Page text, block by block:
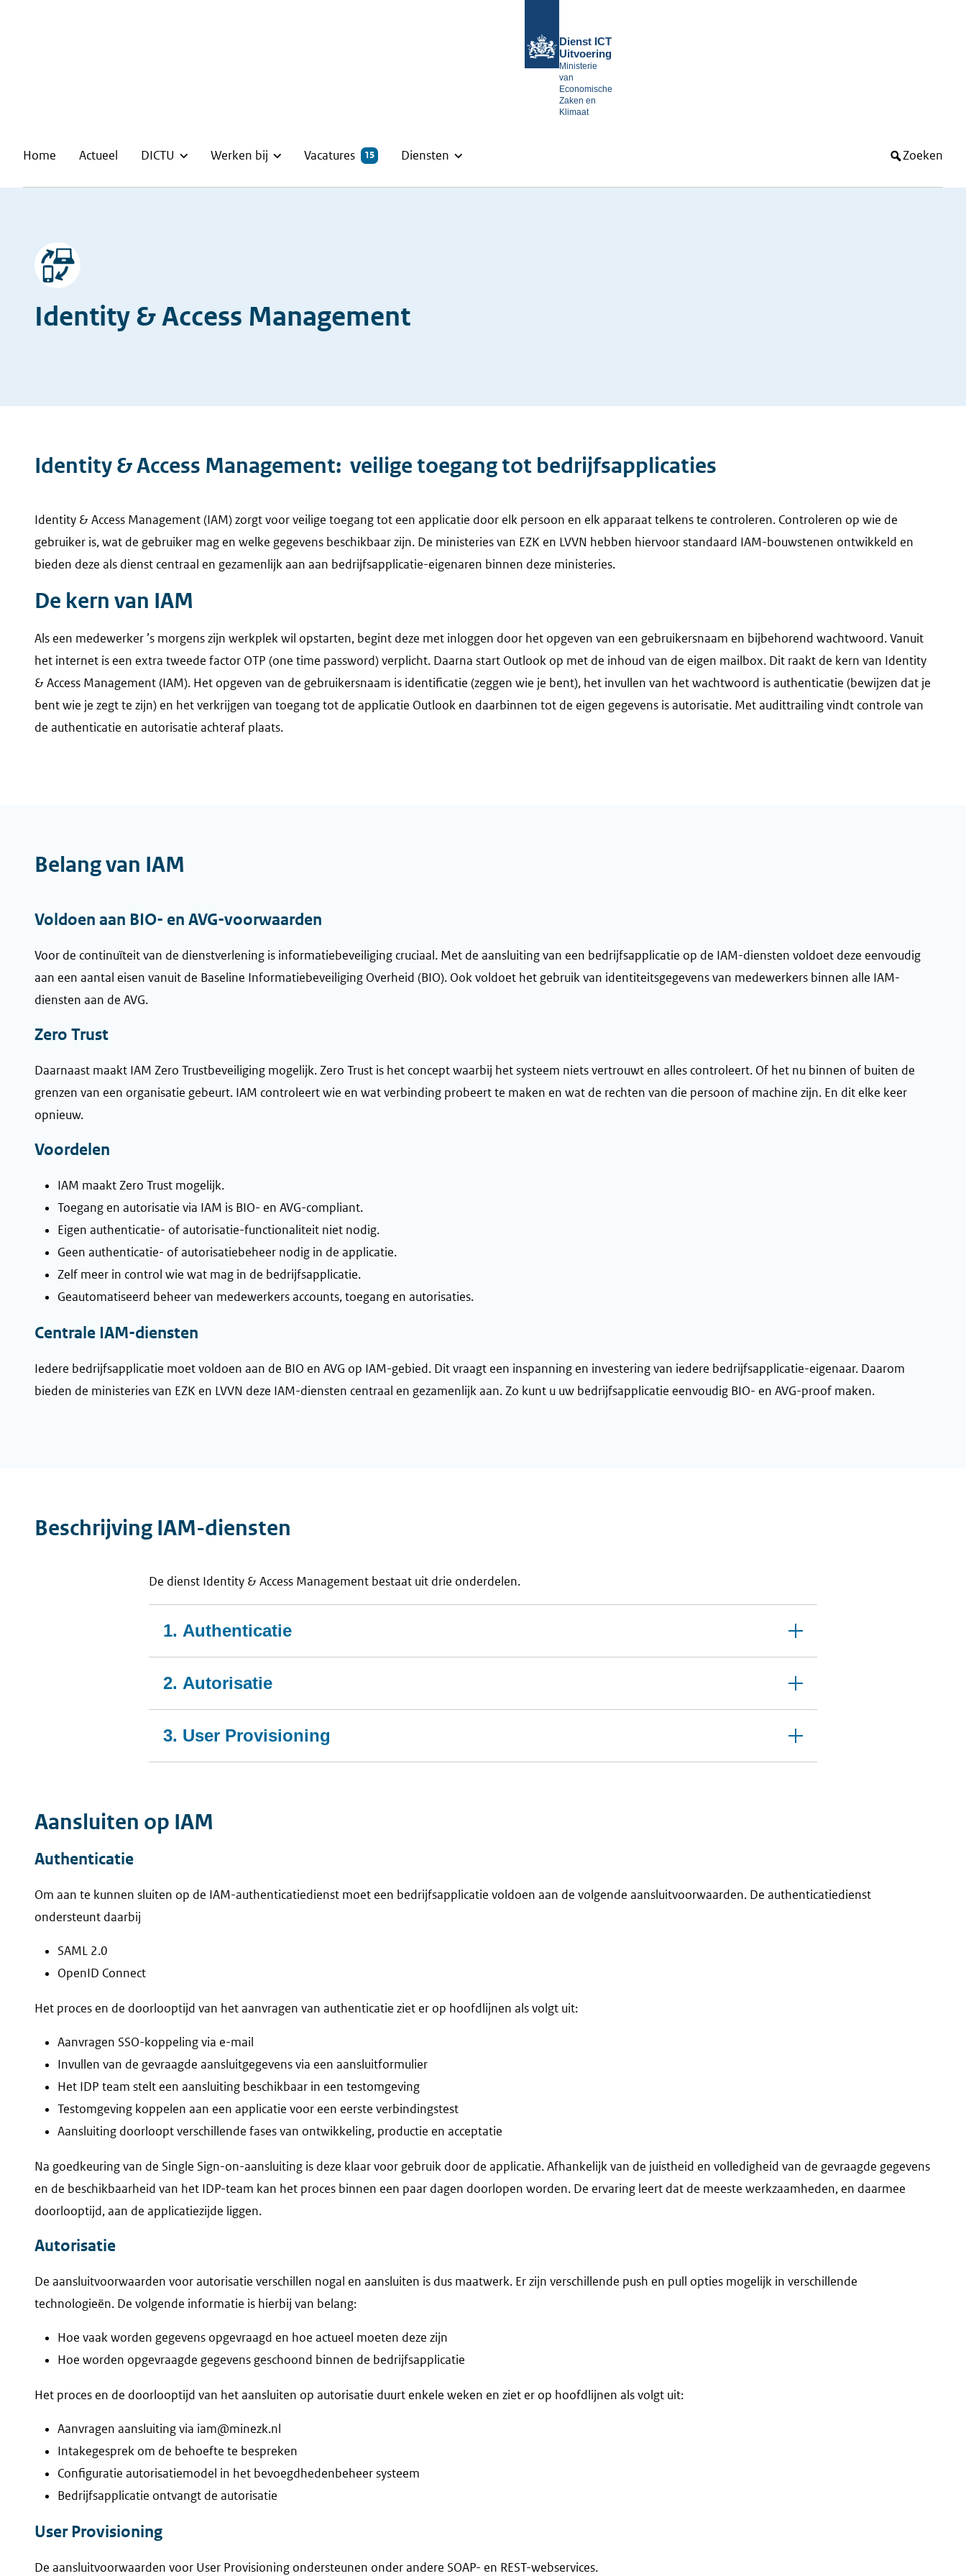
Dienst ICT
Uitvoering
Ministerie
van
Economische
Zaken en
Klimaat
Home Actueel DICTU Werken bij Vacatures 15 Diensten Zoeken
Afbeelding
Identity & Access Management
Identity & Access Management: veilige toegang tot bedrijfsapplicaties
Identity & Access Management (IAM) zorgt voor veilige toegang tot een applicatie door elk persoon en elk apparaat telkens te controleren. Controleren op wie de
gebruiker is, wat de gebruiker mag en welke gegevens beschikbaar zijn. De ministeries van EZK en LVVN hebben hiervoor standaard IAM-bouwstenen ontwikkeld en
bieden deze als dienst centraal en gezamenlijk aan aan bedrijfsapplicatie-eigenaren binnen deze ministeries.
De kern van IAM
Als een medewerker ’s morgens zijn werkplek wil opstarten, begint deze met inloggen door het opgeven van een gebruikersnaam en bijbehorend wachtwoord. Vanuit
het internet is een extra tweede factor OTP (one time password) verplicht. Daarna start Outlook op met de inhoud van de eigen mailbox. Dit raakt de kern van Identity
& Access Management (IAM). Het opgeven van de gebruikersnaam is identificatie (zeggen wie je bent), het invullen van het wachtwoord is authenticatie (bewijzen dat je
bent wie je zegt te zijn) en het verkrijgen van toegang tot de applicatie Outlook en daarbinnen tot de eigen gegevens is autorisatie. Met audittrailing vindt controle van
de authenticatie en autorisatie achteraf plaats.
Belang van IAM
Voldoen aan BIO- en AVG-voorwaarden
Voor de continuïteit van de dienstverlening is informatiebeveiliging cruciaal. Met de aansluiting van een bedrijfsapplicatie op de IAM-diensten voldoet deze eenvoudig
aan een aantal eisen vanuit de Baseline Informatiebeveiliging Overheid (BIO). Ook voldoet het gebruik van identiteitsgegevens van medewerkers binnen alle IAM-
diensten aan de AVG.
Zero Trust
Daarnaast maakt IAM Zero Trustbeveiliging mogelijk. Zero Trust is het concept waarbij het systeem niets vertrouwt en alles controleert. Of het nu binnen of buiten de
grenzen van een organisatie gebeurt. IAM controleert wie en wat verbinding probeert te maken en wat de rechten van die persoon of machine zijn. En dit elke keer
opnieuw.
Voordelen
IAM maakt Zero Trust mogelijk.
Toegang en autorisatie via IAM is BIO- en AVG-compliant.
Eigen authenticatie- of autorisatie-functionaliteit niet nodig.
Geen authenticatie- of autorisatiebeheer nodig in de applicatie.
Zelf meer in control wie wat mag in de bedrijfsapplicatie.
Geautomatiseerd beheer van medewerkers accounts, toegang en autorisaties.
Centrale IAM-diensten
Iedere bedrijfsapplicatie moet voldoen aan de BIO en AVG op IAM-gebied. Dit vraagt een inspanning en investering van iedere bedrijfsapplicatie-eigenaar. Daarom
bieden de ministeries van EZK en LVVN deze IAM-diensten centraal en gezamenlijk aan. Zo kunt u uw bedrijfsapplicatie eenvoudig BIO- en AVG-proof maken.
Beschrijving IAM-diensten
De dienst Identity & Access Management bestaat uit drie onderdelen.
1. Authenticatie
2. Autorisatie
3. User Provisioning
Aansluiten op IAM
Authenticatie
Om aan te kunnen sluiten op de IAM-authenticatiedienst moet een bedrijfsapplicatie voldoen aan de volgende aansluitvoorwaarden. De authenticatiedienst
ondersteunt daarbij
SAML 2.0
OpenID Connect
Het proces en de doorlooptijd van het aanvragen van authenticatie ziet er op hoofdlijnen als volgt uit:
Aanvragen SSO-koppeling via e-mail
Invullen van de gevraagde aansluitgegevens via een aansluitformulier
Het IDP team stelt een aansluiting beschikbaar in een testomgeving
Testomgeving koppelen aan een applicatie voor een eerste verbindingstest
Aansluiting doorloopt verschillende fases van ontwikkeling, productie en acceptatie
Na goedkeuring van de Single Sign-on-aansluiting is deze klaar voor gebruik door de applicatie. Afhankelijk van de juistheid en volledigheid van de gevraagde gegevens
en de beschikbaarheid van het IDP-team kan het proces binnen een paar dagen doorlopen worden. De ervaring leert dat de meeste werkzaamheden, en daarmee
doorlooptijd, aan de applicatiezijde liggen.
Autorisatie
De aansluitvoorwaarden voor autorisatie verschillen nogal en aansluiten is dus maatwerk. Er zijn verschillende push en pull opties mogelijk in verschillende
technologieën. De volgende informatie is hierbij van belang:
Hoe vaak worden gegevens opgevraagd en hoe actueel moeten deze zijn
Hoe worden opgevraagde gegevens geschoond binnen de bedrijfsapplicatie
Het proces en de doorlooptijd van het aansluiten op autorisatie duurt enkele weken en ziet er op hoofdlijnen als volgt uit:
Aanvragen aansluiting via iam@minezk.nl
Intakegesprek om de behoefte te bespreken
Configuratie autorisatiemodel in het bevoegdhedenbeheer systeem
Bedrijfsapplicatie ontvangt de autorisatie
User Provisioning
De aansluitvoorwaarden voor User Provisioning ondersteunen onder andere SOAP- en REST-webservices.